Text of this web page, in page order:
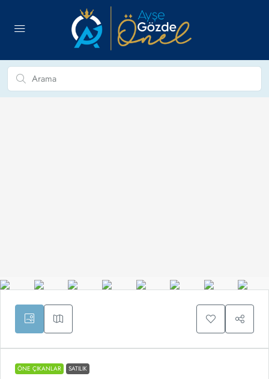
ÖNE ÇIKANLAR SATILIK